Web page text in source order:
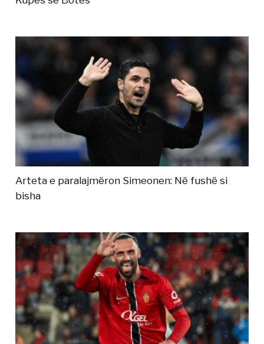
Arteta e paralajmëron Simeonen: Në fushë si
bisha